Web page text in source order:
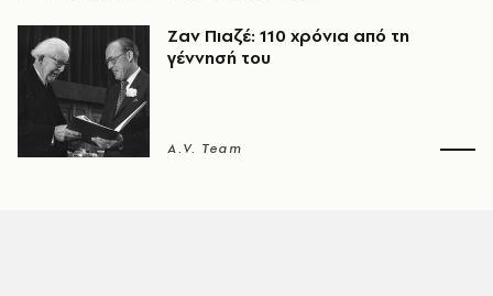
Ζαν Πιαζέ: 110 χρόνια από τη
γέννησή του
A.V. Team